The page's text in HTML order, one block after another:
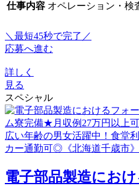
仕事内容 オペレーション・検
＼最短45秒で完了／
応募へ進む
詳しく
見る
スペシャル
電子部品製造にお